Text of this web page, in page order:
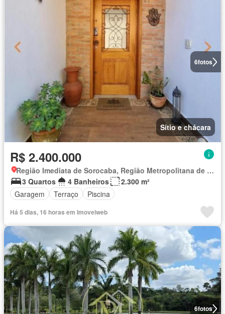
6fotos
Sítio e chácara
R$ 2.400.000
Região Imediata de Sorocaba, Região Metropolitana de Sorocaba
3 Quartos
4 Banheiros
2.300 m²
Garagem
Terraço Piscina
Há 5 dias, 16 horas em Imovelweb
6fotos